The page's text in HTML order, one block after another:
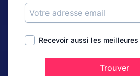
Recevoir aussi les
Trouver